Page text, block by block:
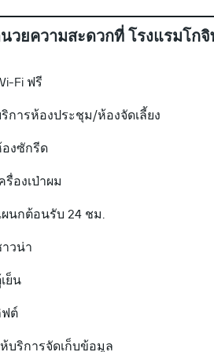
วยความสะดวกที่ โรงแรมโก
Fi ฟรี
การห้องประชุม/ห้องจัดเลี้ยง
งซักรีด
รื่องเป่าผม
นกต้อนรับ 24 ชม.
วน่า
ย็น
ต์
บริการจัดเก็บข้อมูล